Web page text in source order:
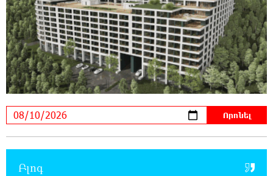
20:44:42 10-08-2026
Ադրբեջանում երկրաշարժ է գրանցվել
20:25:34 10-08-2026
Անձրև, ամպրոպ, քամու ուժգնացում. ինչ
եղանակ է սպասվում առաջիկա օրերին
Քիշնևը և Կիևն աննախադեպ առաջընթաց
են գրանցել եվրաինտեգրման գործում.
Բլոգ